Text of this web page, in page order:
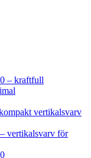
– kraftfull
vertikalsvarv
vertikalsvarv för